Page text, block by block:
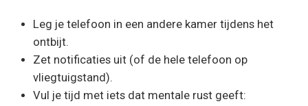
Leg je telefoon in een andere kamer tijdens het
ontbijt.
Zet notificaties uit (of de hele telefoon op
vliegtuigstand).
Vul je tijd met iets dat mentale rust geeft: